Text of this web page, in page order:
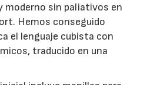
moderno sin paliativos en
Hemos conseguido
el lenguaje cubista con
traducido en una